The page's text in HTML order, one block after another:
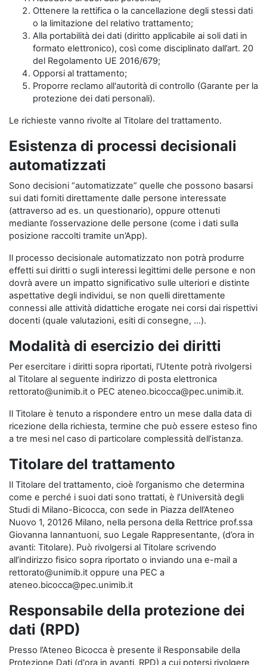
Ottenere la rettifica o la cancellazione degli stessi dati
o la limitazione del relativo trattamento;
Alla portabilità dei dati (diritto applicabile ai soli dati in
formato elettronico), così come disciplinato dall’art. 20
del Regolamento UE 2016/679;
Opporsi al trattamento;
Proporre reclamo all'autorità di controllo (Garante per la
protezione dei dati personali).
Le richieste vanno rivolte al Titolare del trattamento.
Esistenza di processi decisionali
automatizzati
Sono decisioni “automatizzate” quelle che possono basarsi
sui dati forniti direttamente dalle persone interessate
(attraverso ad es. un questionario), oppure ottenuti
mediante l’osservazione delle persone (come i dati sulla
posizione raccolti tramite un’App).
Il processo decisionale automatizzato non potrà produrre
effetti sui diritti o sugli interessi legittimi delle persone e non
dovrà avere un impatto significativo sulle ulteriori e distinte
aspettative degli individui, se non quelli direttamente
connessi alle attività didattiche erogate nei corsi dai rispettivi
docenti (quale valutazioni, esiti di consegne, …).
Modalità di esercizio dei diritti
Per esercitare i diritti sopra riportati, l'Utente potrà rivolgersi
al Titolare al seguente indirizzo di posta elettronica
rettorato@unimib.it o PEC ateneo.bicocca@pec.unimib.it.
Il Titolare è tenuto a rispondere entro un mese dalla data di
ricezione della richiesta, termine che può essere esteso fino
a tre mesi nel caso di particolare complessità dell’istanza.
Titolare del trattamento
Il Titolare del trattamento, cioè l’organismo che determina
come e perché i suoi dati sono trattati, è l’Università degli
Studi di Milano-Bicocca, con sede in Piazza dell’Ateneo
Nuovo 1, 20126 Milano, nella persona della Rettrice prof.ssa
Giovanna Iannantuoni, suo Legale Rappresentante, (d’ora in
avanti: Titolare). Può rivolgersi al Titolare scrivendo
all’indirizzo fisico sopra riportato o inviando una e-mail a
rettorato@unimib.it oppure una PEC a
ateneo.bicocca@pec.unimib.it
Responsabile della protezione dei
dati (RPD)
Presso l’Ateneo Bicocca è presente il Responsabile della
Protezione Dati (d'ora in avanti, RPD) a cui potersi rivolgere